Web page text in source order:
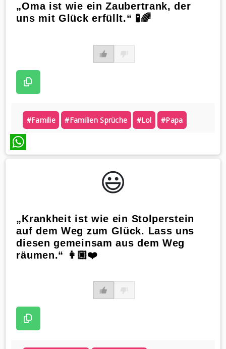
„Oma ist wie ein Zaubertrank, der
uns mit Glück erfüllt.“ 🧪🌈
#familie #familien Sprüche #lol #papa
WhatsApp
😃️
„Krankheit ist wie ein Stolperstein
auf dem Weg zum Glück. Lass uns
diesen gemeinsam aus dem Weg
räumen.“ 👩🏼❤️